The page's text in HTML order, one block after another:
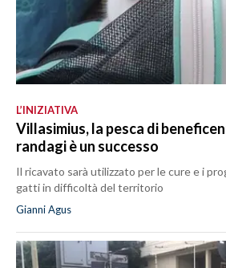
L’INIZIATIVA
Villasimius, la pesca di
randagi è un successo
Il ricavato sarà utilizzato per le cure e i
gatti in difficoltà del territorio
Gianni Agus